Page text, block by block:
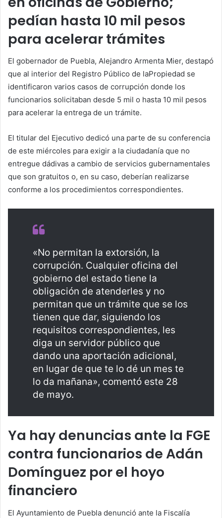
pedían hasta 10 mil pesos
para acelerar trámites
El gobernador de Puebla, Alejandro Armenta Mier, destapó
que al interior del Registro Público de laPropiedad se
identificaron varios casos de corrupción donde los
funcionarios solicitaban desde 5 mil o hasta 10 mil pesos
para acelerar la entrega de un trámite.
El titular del Ejecutivo dedicó una parte de su conferencia
de este miércoles para exigir a la ciudadanía que no
entregue dádivas a cambio de servicios gubernamentales
que son gratuitos o, en su caso, deberían realizarse
conforme a los procedimientos correspondientes.
«No permitan la extorsión, la
corrupción. Cualquier oficina del
gobierno del estado tiene la
obligación de atenderles y no
permitan que un trámite que se los
tienen que dar, siguiendo los
requisitos correspondientes, les
diga un servidor público que
dando una aportación adicional,
en lugar de que te lo dé un mes te
lo da mañana», comentó este 28
de mayo.
Ya hay denuncias ante la FGE
contra funcionarios de Adán
Domínguez por el hoyo
financiero
El Ayuntamiento de Puebla denunció ante la Fiscalía